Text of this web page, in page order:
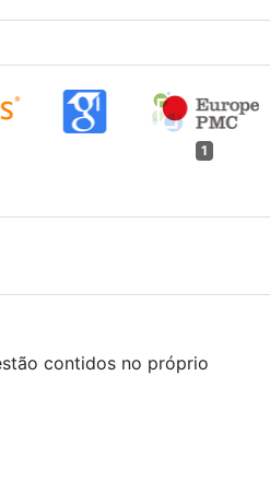
1
contidos no próprio